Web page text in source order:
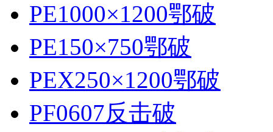
PE1000×1200鄂破
PE150×750鄂破
PEX250×1200鄂破
PF0607反击破